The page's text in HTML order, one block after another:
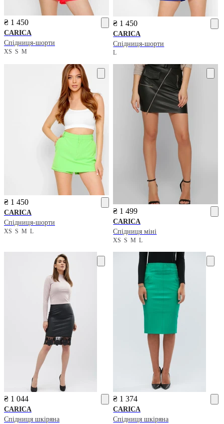
₴ 1 450
CARICA
Спідниця-шорти
XS S M
₴ 1 450
CARICA
Спідниця-шорти
L
₴ 1 450
CARICA
Спідниця-шорти
XS S M L
₴ 1 499
CARICA
Спідниця міні
XSSML
₴ 1 044
CARICA
Спідниця шкіряна
₴ 1 374
CARICA
Спідниця шкіряна